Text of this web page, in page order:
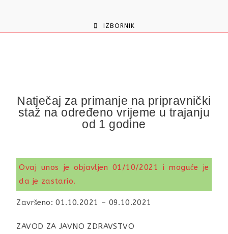
IZBORNIK
Natječaj za primanje na pripravnički
staž na određeno vrijeme u trajanju
od 1 godine
Ovaj unos je objavljen 01/10/2021 i moguće je
da je zastario.
Završeno: 01.10.2021 – 09.10.2021
ZAVOD ZA JAVNO ZDRAVSTVO